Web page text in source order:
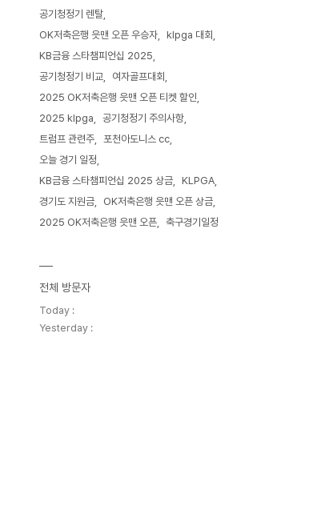
공기청정기 렌탈
OK저축은행 읏맨 오픈 우승자
klpga 대회
KB금융 스타챔피언십 2025
공기청정기 비교
여자골프대회
2025 OK저축은행 읏맨 오픈 티켓 할인
2025 klpga
공기청정기 주의사항
트럼프 관련주
포천아도니스 cc
오늘 경기 일정
KB금융 스타챔피언십 2025 상금
KLPGA
경기도 지원금
OK저축은행 읏맨 오픈 상금
2025 OK저축은행 읏맨 오픈
축구경기일정
전체 방문자
Today :
Yesterday :